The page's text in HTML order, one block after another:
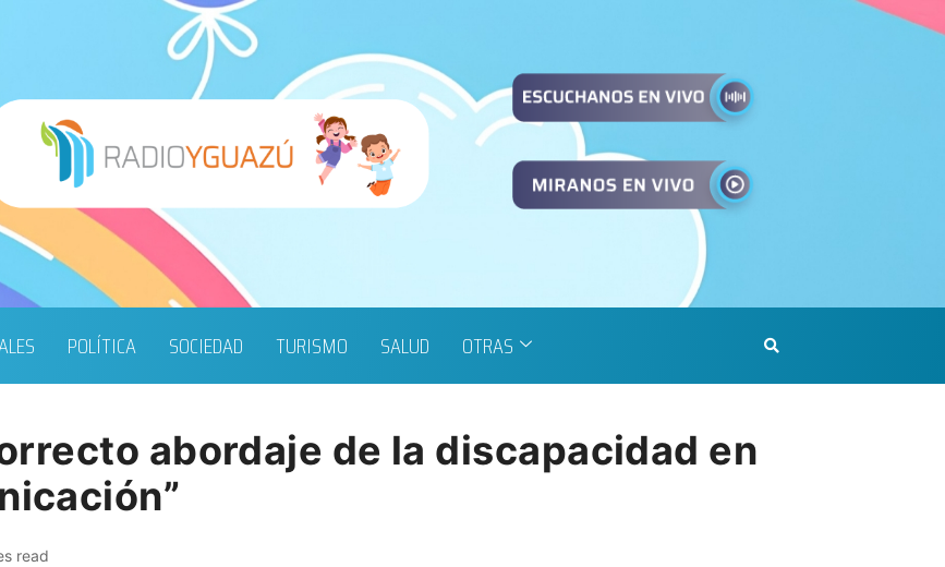
POLÍTICA SOCIEDAD TURISMO SALUD OTRAS
abordaje de la discapacidad en
read